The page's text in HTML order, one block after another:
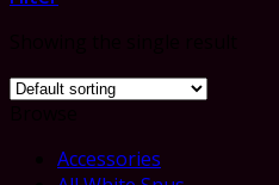
Accessories